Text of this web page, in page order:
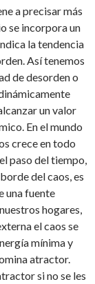
a precisar más
se incorpora un
la tendencia
Así tenemos
de desorden o
un valor
En el mundo
crece en todo
paso del tiempo,
del caos, es
una fuente
hogares,
el caos se
mínima y
atractor.
si no se les